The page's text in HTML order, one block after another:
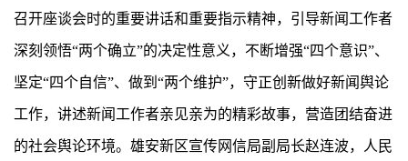
召开座谈会时的重要讲话和重要指示精神，引导新闻工作者
深刻领悟“两个确立”的决定性意义，不断增强“四个意识”、
坚定“四个自信”、做到“两个维护”，守正创新做好新闻舆论
工作，讲述新闻工作者亲见亲为的精彩故事，营造团结奋进
的社会舆论环境。雄安新区宣传网信局副局长赵连波，人民